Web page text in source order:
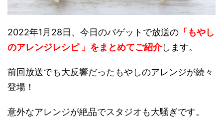
2022年1月28日、今日のバゲットで放送の 「もやし
のアレンジレシピ 」をまとめてご紹介します。
前回放送でも大反響だったもやしのアレンジが続々
登場！
意外なアレンジが絶品でスタジオも大騒ぎです。